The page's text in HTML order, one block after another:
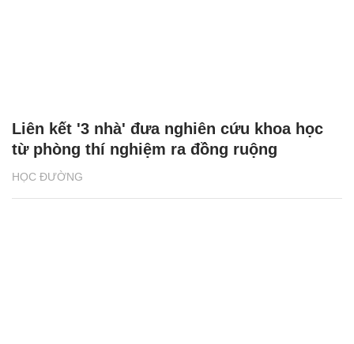
HỌC ĐƯỜNG
Liên kết '3 nhà' đưa nghiên cứu khoa học
từ phòng thí nghiệm ra đồng ruộng